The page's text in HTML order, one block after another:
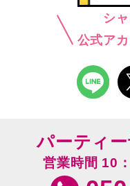
シ
公式ア
パーティ
営業時間 10